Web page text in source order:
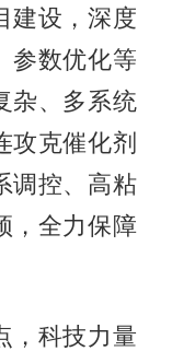
建设，深度
参数优化等
杂、多系统
攻克催化剂
调控、高粘
，全力保障
科技力量